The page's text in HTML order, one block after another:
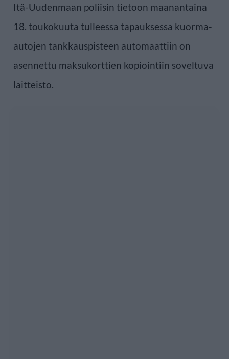
Itä-Uudenmaan poliisin tietoon maanantaina
18. toukokuuta tulleessa tapauksessa kuorma-
autojen tankkauspisteen automaattiin on
asennettu maksukorttien kopiointiin soveltuva
laitteisto.